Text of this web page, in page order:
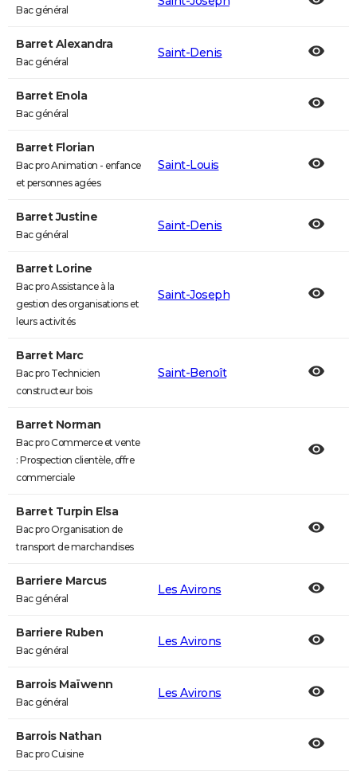
Bac général
Barret Alexandra
Bac général
Saint-Denis
Barret Enola
Bac général
Barret Florian
Bac pro Animation - enfance
et personnes agées
Saint-Louis
Barret Justine
Bac général
Saint-Denis
Barret Lorine
Bac pro Assistance à la
gestion des organisations et
leurs activités
Saint-Joseph
Barret Marc
Bac pro Technicien
constructeur bois
Saint-Benoît
Barret Norman
Bac pro Commerce et vente
: Prospection clientèle, offre
commerciale
Barret Turpin Elsa
Bac pro Organisation de
transport de marchandises
Barriere Marcus
Bac général
Les Avirons
Barriere Ruben
Bac général
Les Avirons
Barrois Maïwenn
Bac général
Les Avirons
Barrois Nathan
Bac pro Cuisine